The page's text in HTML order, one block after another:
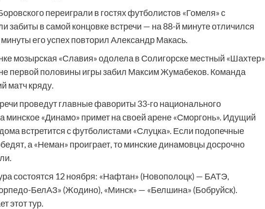
переиграли в гостях футболистов «Гомеля» с
забиты в самой концовке встречи — на 88-й минуте отличился
его успех повторил Александр Макась.
мозырская «Славия» одолела в Солигорске местный «Шахтер»
первой половины игры забил Максим Жумабеков. Команда
матч кряду.
проведут главные фавориты 33-го национального
минское «Динамо» примет на своей арене «Сморгонь». Идущий
встретится с футболистами «Слуцка». Если подопечные
а «Неман» проиграет, то минские динамовцы досрочно
состоятся 12 ноября: «Нафтан» (Новополоцк) — БАТЭ,
БелАЗ» (Жодино), «Минск» — «Белшина» (Бобруйск).
этот тур.